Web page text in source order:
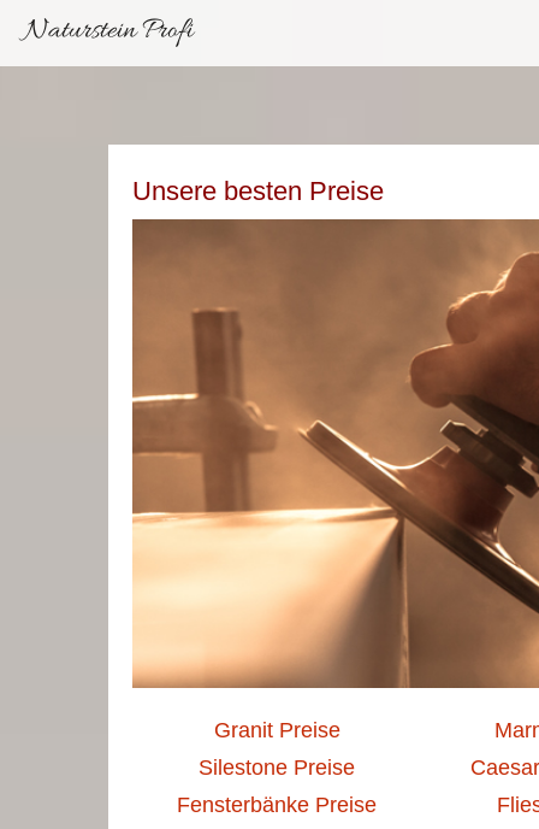
Naturstein Profi
Unsere besten Preise
Granit Preise
Silestone Preise
Fensterbänke Preise